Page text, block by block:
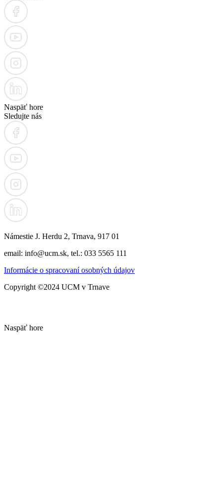
Naspäť hore
Sledujte nás
Námestie J. Herdu 2, Trnava, 917 01
email: info@ucm.sk, tel.: 033 5565 111
Informácie o spracovaní osobných údajov
Copyright ©2024 UCM v Trnave
Naspäť hore